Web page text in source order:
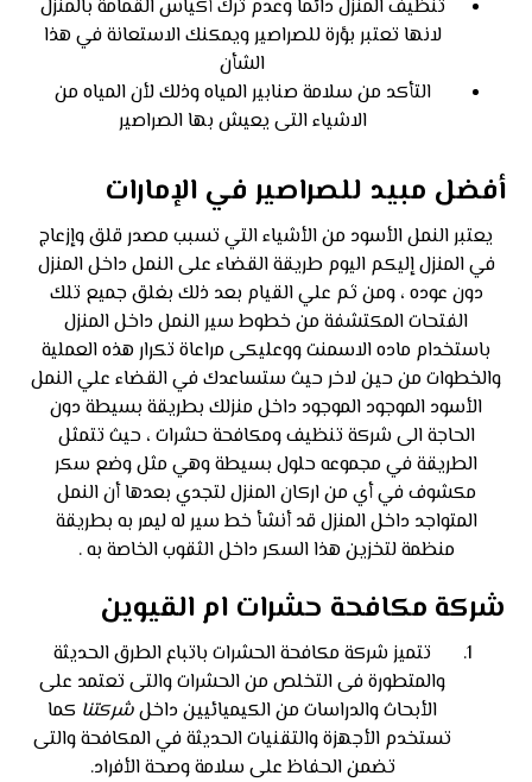
تنظيف المنزل دائما وعدم ترك أكياس القمامة بالمنزل
لانها تعتبر بؤرة للصراصير ويمكنك الاستعانة في هذا
الشأن
التأكد من سلامة صنابير المياه وذلك لأن المياه من
الاشياء التى يعيش بها الصراصير
أفضل مبيد للصراصير في الإمارات
يعتبر النمل الأسود من الأشياء التي تسبب مصدر قلق وإزعاج
في المنزل إليكم اليوم طريقة القضاء على النمل داخل المنزل
دون عوده ، ومن ثم علي القيام بعد ذلك بغلق جميع تلك
الفتحات المكتشفة من خطوط سير النمل داخل المنزل
باستخدام ماده الاسمنت ووعليكى مراعاة تكرار هذه العملية
والخطوات من حين لاخرحيث ستساعدك في القضاء علي النمل
الأسود الموجود الموجود داخل منزلك بطريقة بسيطة دون
الحاجة الى شركة تنظيف ومكافحة حشرات ، حيث تتمثل
الطريقة في مجموعه حلول بسيطة وهي مثل وضع سكر
مكشوف في أي من اركان المنزل لتجدي بعدها أن النمل
المتواجد داخل المنزل قد أنشأ خط سير له ليمر به بطريقة
منظمة لتخزين هذا السكر داخل الثقوب الخاصة به .
شركة مكافحة حشرات ام القيوين
تتميز شركة مكافحة الحشرات باتباع الطرق الحديثة
والمتطورة فى التخلص من الحشرات والتى تعتمد على
الأبحاث والدراسات من الكيميائيين داخلشركتنا كما
تستخدم الأجهزة والتقنيات الحديثة في المكافحة والتى
تضمن الحفاظ على سلامة وصحة الأفراد.